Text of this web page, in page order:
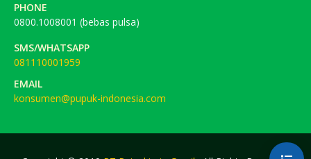
PHONE
0800.1008001 (bebas pulsa)
SMS/WHATSAPP
081110001959
EMAIL
konsumen@pupuk-indonesia.com